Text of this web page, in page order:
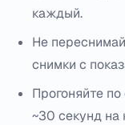
каждый.
Не
снимки с
Прогоняйте
~30 секунд на